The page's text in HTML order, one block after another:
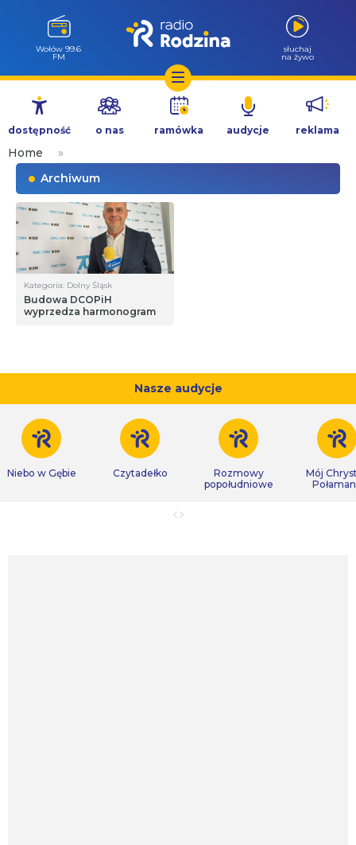
Przejdź
treści
Wołów 99.6
FM
słuchaj
na żywo
dostępność o nas ramówka audycje reklama
Home
»
Archiwum
Kategoria: Dolny Śląsk
Budowa DCOPiH
wyprzedza harmonogram
Nasze audycje
Niebo w Gębie Czytadełko
Rozmowy
popołudniowe
Mój